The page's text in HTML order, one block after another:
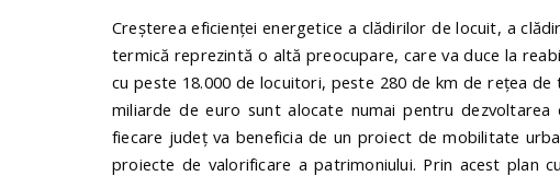
Creșterea eficienței energetice a clădirilor de locuit, a
termică reprezintă o altă preocupare, care va duce la
cu peste 18.000 de locuitori, peste 280 de km de rețea
miliarde de euro sunt alocate numai pentru
fiecare județ va beneficia de un proiect de mobilitate
proiecte de valorificare a patrimoniului. Prin acest plan